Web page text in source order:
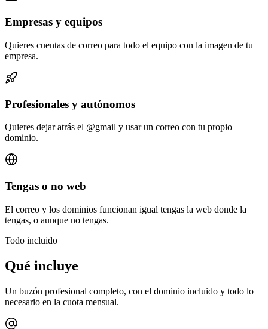
Empresas y equipos
Quieres cuentas de correo para todo el equipo con la imagen de tu
empresa.
Profesionales y autónomos
Quieres dejar atrás el @gmail y usar un correo con tu propio
dominio.
Tengas o no web
El correo y los dominios funcionan igual tengas la web donde la
tengas, o aunque no tengas.
Todo incluido
Qué incluye
Un buzón profesional completo, con el dominio incluido y todo lo
necesario en la cuota mensual.